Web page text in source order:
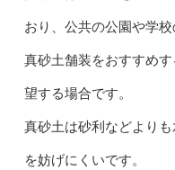
おり、公共の公園や学
真砂土舗装をおすすめ
望する場合です。
真砂土は砂利などより
を妨げにくいです。